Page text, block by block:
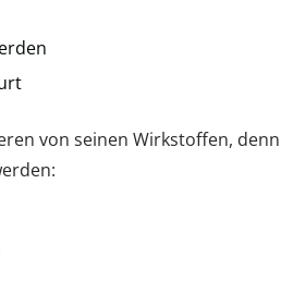
von seinen Wirkstoffen,